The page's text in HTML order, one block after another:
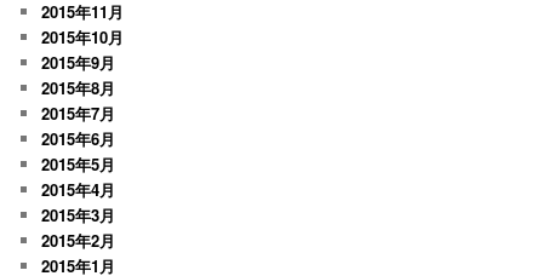
2015年11月
2015年10月
2015年9月
2015年8月
2015年7月
2015年6月
2015年5月
2015年4月
2015年3月
2015年2月
2015年1月